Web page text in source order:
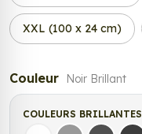
XXL (100 x 24 cm)
Couleur Noir Brillant
COULEURS BRILLANTES